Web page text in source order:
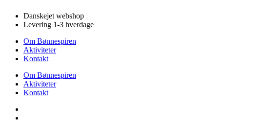
indhold
Danskejet webshop
Levering 1-3 hverdage
Om Bønnespiren
Aktiviteter
Kontakt
Om Bønnespiren
Aktiviteter
Kontakt